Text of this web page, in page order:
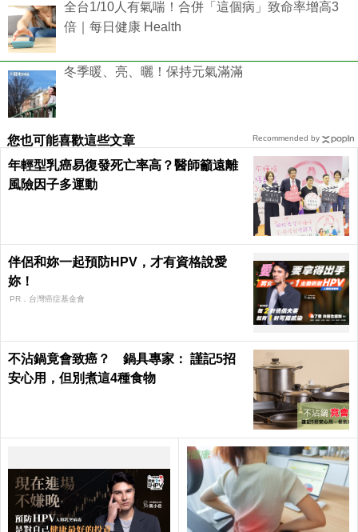
全台1/10人有氣喘！合併「這個病」致命率增高3
倍｜每日健康 Health
冬季暖、亮、曬！保持元氣滿滿
您也可能喜歡這些文章
年輕型乳癌易復發死亡率高？醫師籲遠離
風險因子多運動
伴侶和妳一起預防HPV，才有資格說愛
妳！
PR．台灣癌症基金會
不沾鍋竟會致癌？ 鍋具專家： 謹記5招
安心用，但別煮這4種食物
Recommended by